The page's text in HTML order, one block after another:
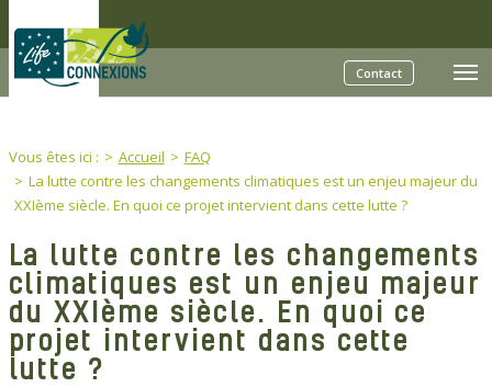
Contact
You are here:
Vous êtes ici : Accueil
FAQ
La lutte contre les changements climatiques est un enjeu majeur du
XXIème siècle. En quoi ce projet intervient dans cette lutte ?
La lutte contre les changements
climatiques est un enjeu majeur
du XXIème siècle. En quoi ce
projet intervient dans cette
lutte ?